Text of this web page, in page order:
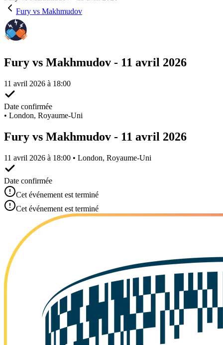
Fury vs Makhmudov
Fury vs Makhmudov - 11 avril 2026
11 avril 2026 à 18:00
Date confirmée
• London, Royaume-Uni
Fury vs Makhmudov - 11 avril 2026
11 avril 2026 à 18:00 • London, Royaume-Uni
Date confirmée
Cet événement est terminé
Cet événement est terminé